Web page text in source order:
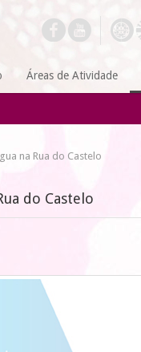
Áreas de Atividade
na Rua do Castelo
do Castelo